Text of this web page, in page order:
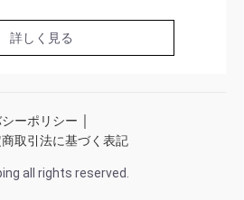
詳しく見る
ーポリシー ｜
取引法に基づく表記
all rights reserved.